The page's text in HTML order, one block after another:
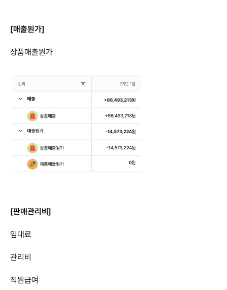
[매출원가]
상품매출원가
[판매관리비]
임대료
관리비
직원급여